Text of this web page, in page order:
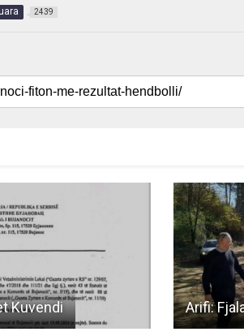
2439
Kuvendi Arifi: